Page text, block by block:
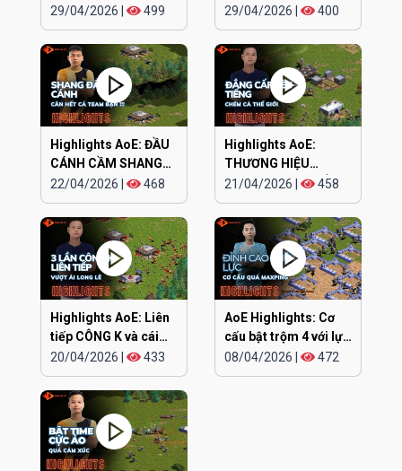
Clan EGOPLAY
29/04/2026 499
TRẬN NÀY
29/04/2026 400
Highlights AoE: ĐẦU
CÁNH CẦM SHANG
KAMACHI cân hết
22/04/2026 468
Highlights AoE:
THƯƠNG HIỆU
CHIPBOY CHÓ ĐIÊN
lên tiếng
21/04/2026 458
Highlights AoE: Liên
tiếp CÔNG K và cái
kết
20/04/2026 433
AoE Highlights: Cơ
cấu bật trộm 4 với lực
siêu khỏe
08/04/2026 472